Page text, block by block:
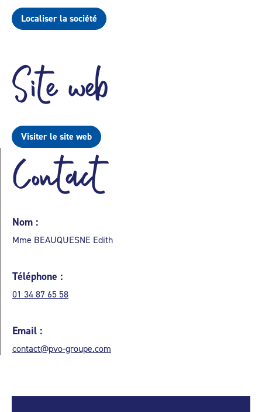
Localiser la société
Site web
Visiter le site web
Contact
Nom :
Mme BEAUQUESNE Edith
Téléphone :
01 34 87 65 58
Email :
contact@pvo-groupe.com